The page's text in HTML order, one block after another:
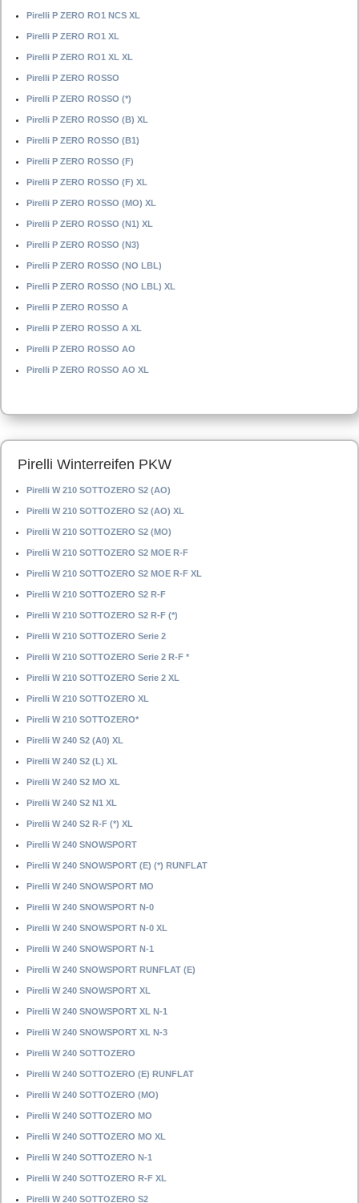
Pirelli P ZERO RO1 NCS XL
Pirelli P ZERO RO1 XL
Pirelli P ZERO RO1 XL XL
Pirelli P ZERO ROSSO
Pirelli P ZERO ROSSO (*)
Pirelli P ZERO ROSSO (B) XL
Pirelli P ZERO ROSSO (B1)
Pirelli P ZERO ROSSO (F)
Pirelli P ZERO ROSSO (F) XL
Pirelli P ZERO ROSSO (MO) XL
Pirelli P ZERO ROSSO (N1) XL
Pirelli P ZERO ROSSO (N3)
Pirelli P ZERO ROSSO (NO LBL)
Pirelli P ZERO ROSSO (NO LBL) XL
Pirelli P ZERO ROSSO A
Pirelli P ZERO ROSSO A XL
Pirelli P ZERO ROSSO AO
Pirelli P ZERO ROSSO AO XL
Pirelli Winterreifen PKW
Pirelli W 210 SOTTOZERO S2 (AO)
Pirelli W 210 SOTTOZERO S2 (AO) XL
Pirelli W 210 SOTTOZERO S2 (MO)
Pirelli W 210 SOTTOZERO S2 MOE R-F
Pirelli W 210 SOTTOZERO S2 MOE R-F XL
Pirelli W 210 SOTTOZERO S2 R-F
Pirelli W 210 SOTTOZERO S2 R-F (*)
Pirelli W 210 SOTTOZERO Serie 2
Pirelli W 210 SOTTOZERO Serie 2 R-F *
Pirelli W 210 SOTTOZERO Serie 2 XL
Pirelli W 210 SOTTOZERO XL
Pirelli W 210 SOTTOZERO*
Pirelli W 240 S2 (A0) XL
Pirelli W 240 S2 (L) XL
Pirelli W 240 S2 MO XL
Pirelli W 240 S2 N1 XL
Pirelli W 240 S2 R-F (*) XL
Pirelli W 240 SNOWSPORT
Pirelli W 240 SNOWSPORT (E) (*) RUNFLAT
Pirelli W 240 SNOWSPORT MO
Pirelli W 240 SNOWSPORT N-0
Pirelli W 240 SNOWSPORT N-0 XL
Pirelli W 240 SNOWSPORT N-1
Pirelli W 240 SNOWSPORT RUNFLAT (E)
Pirelli W 240 SNOWSPORT XL
Pirelli W 240 SNOWSPORT XL N-1
Pirelli W 240 SNOWSPORT XL N-3
Pirelli W 240 SOTTOZERO
Pirelli W 240 SOTTOZERO (E) RUNFLAT
Pirelli W 240 SOTTOZERO (MO)
Pirelli W 240 SOTTOZERO MO
Pirelli W 240 SOTTOZERO MO XL
Pirelli W 240 SOTTOZERO N-1
Pirelli W 240 SOTTOZERO R-F XL
Pirelli W 240 SOTTOZERO S2